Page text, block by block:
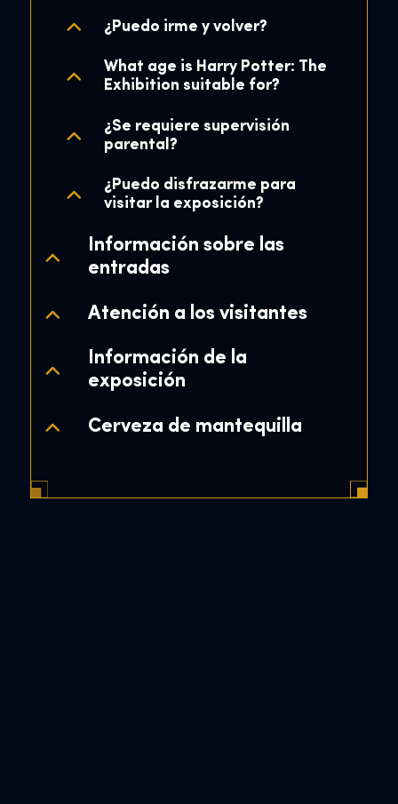
¿Puedo irme y volver?
What age is Harry Potter: The
Exhibition suitable for?
¿Se requiere supervisión
parental?
¿Puedo disfrazarme para
visitar la exposición?
Información sobre las
entradas
Atención a los visitantes
Información de la
exposición
Cerveza de mantequilla